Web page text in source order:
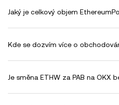
Jaký je celkový objem
Kde se dozvím více o
Je směna ETHW za PAB na OKX